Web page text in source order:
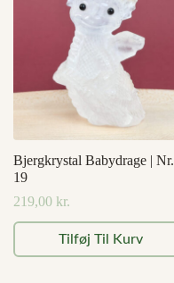
Bjergkrystal Babydrage | Nr.
19
219,00 kr.
Tilføj Til Kurv